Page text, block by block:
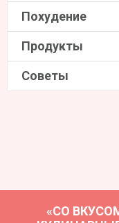
Похудение
Продукты
Советы
«СО